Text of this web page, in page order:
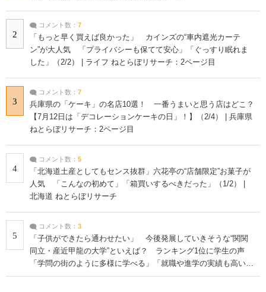
2
コメント数： 7
「もっと早く買えば良かった」 カインズの“車内遮光カーテ
ン”が大人気 「プライバシーも保てて安心」「ぐっすり眠れま
した」（2/2） | ライフ ねとらぼリサーチ：2ページ目
3
コメント数： 7
兵庫県の「ケーキ」の名店10選！ 一番うまいと思う店はどこ？
【7月12日は「デコレーションケーキの日」！】（2/4） | 兵庫県
ねとらぼリサーチ：2ページ目
4
コメント数： 5
「北海道土産としてもセンス抜群」六花亭の“店舗限定”お菓子が
人気 「こんなの初めて」「箱買いするべきだった」（1/2） |
北海道 ねとらぼリサーチ
5
コメント数： 3
「子供ができたら通わせたい」 今後発展していきそうな“関関
同立・産近甲龍の大学”といえば？ ランキング1位に学生の声
「学問の街のように多様に学べる」「就職や進学の実績も高い」
| 大学 ねとらぼリサーチ